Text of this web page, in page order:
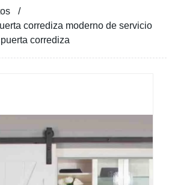
corrediza moderno de servicio
corrediza